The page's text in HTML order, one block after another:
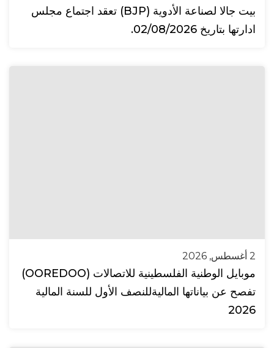
بيت جالا لصناعة الأدوية (BJP) تعقد اجتماع مجلس
ادارتها بتاريخ 02/08/2026.
2 أغسطس, 2026
موبايل الوطنية الفلسطينية للاتصالات (OOREDOO)
تفصح عن بياناتها الماليةللنصف الأول للسنة المالية
2026